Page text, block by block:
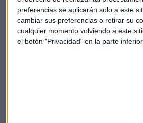
preferencias se aplicarán solo a este
cambiar sus preferencias o retirar su
cualquier momento volviendo a este
el botón "Privacidad" en la parte
Suscríbete a nuestros
Te enviaremos las noticias más